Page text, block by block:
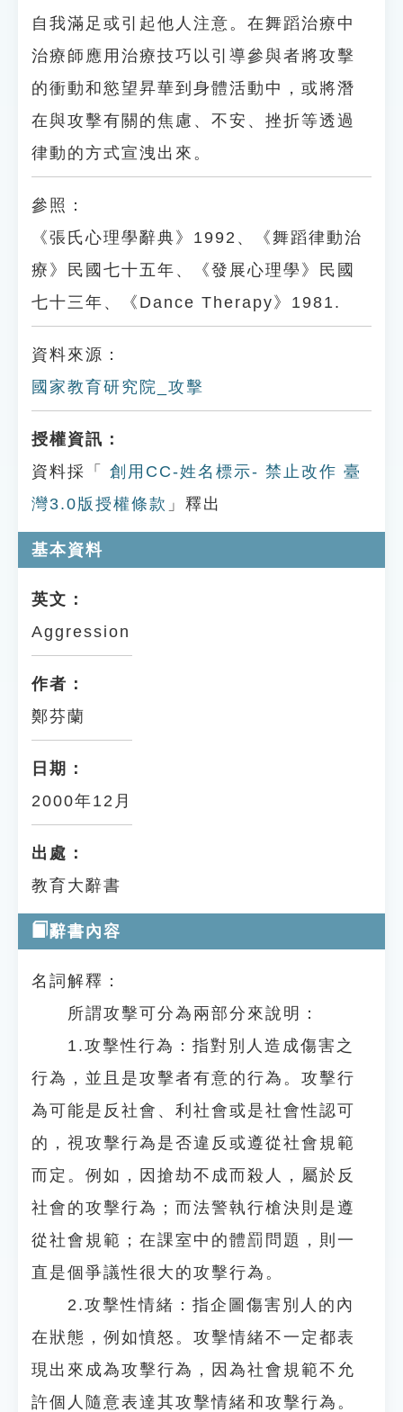
自我滿足或引起他人注意。在舞蹈治療中
治療師應用治療技巧以引導參與者將攻擊
的衝動和慾望昇華到身體活動中，或將潛
在與攻擊有關的焦慮、不安、挫折等透過
律動的方式宣洩出來。
參照：
《張氏心理學辭典》1992、《舞蹈律動治
療》民國七十五年、《發展心理學》民國
七十三年、《Dance Therapy》1981.
資料來源：
國家教育研究院_攻擊
授權資訊：
資料採「
創用CC-姓名標示- 禁止改作 臺
灣3.0版授權條款 」釋出
基本資料
英文：
Aggression
作者：
鄭芬蘭
日期：
2000年12月
出處：
教育大辭書
辭書內容
名詞解釋：
所謂攻擊可分為兩部分來說明：
1.攻擊性行為：指對別人造成傷害之
行為，並且是攻擊者有意的行為。攻擊行
為可能是反社會、利社會或是社會性認可
的，視攻擊行為是否違反或遵從社會規範
而定。例如，因搶劫不成而殺人，屬於反
社會的攻擊行為；而法警執行槍決則是遵
從社會規範；在課室中的體罰問題，則一
直是個爭議性很大的攻擊行為。
2.攻擊性情緒：指企圖傷害別人的內
在狀態，例如憤怒。攻擊情緒不一定都表
現出來成為攻擊行為，因為社會規範不允
許個人隨意表達其攻擊情緒和攻擊行為。